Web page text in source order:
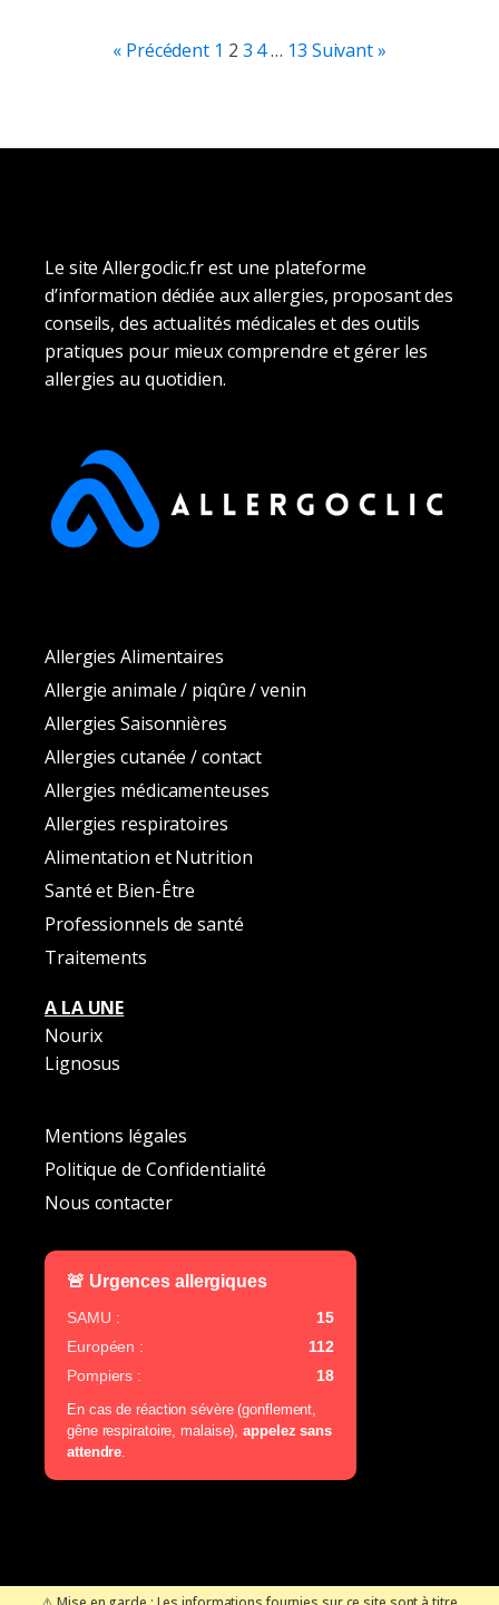
« Précédent 1 2 3 4… 13 Suivant »
Le site Allergoclic.fr est une plateforme
d’information dédiée aux allergies, proposant des
conseils, des actualités médicales et des outils
pratiques pour mieux comprendre et gérer les
allergies au quotidien.
Allergies Alimentaires
Allergie animale / piqûre / venin
Allergies Saisonnières
Allergies cutanée / contact
Allergies médicamenteuses
Allergies respiratoires
Alimentation et Nutrition
Santé et Bien-Être
Professionnels de santé
Traitements
A LA UNE
Nourix
Lignosus
Mentions légales
Politique de Confidentialité
Nous contacter
🚨 Urgences allergiques
SAMU :
15
Européen :
112
Pompiers :
18
En cas de réaction sévère (gonflement,
gêne respiratoire, malaise),appelez sans
attendre